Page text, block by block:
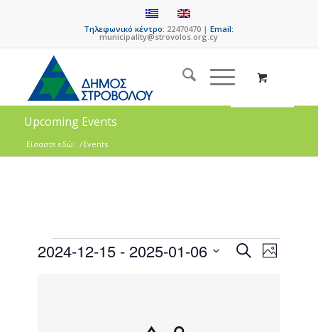
Τηλεφωνικό κέντρο: 22470470 |Email:
municipality@strovolos.org.cy
Upcoming Events
Είσαστε εδώ: /Events
Events
SearchEvent
Views
Photo
2024-12-15 - 2025-01-06